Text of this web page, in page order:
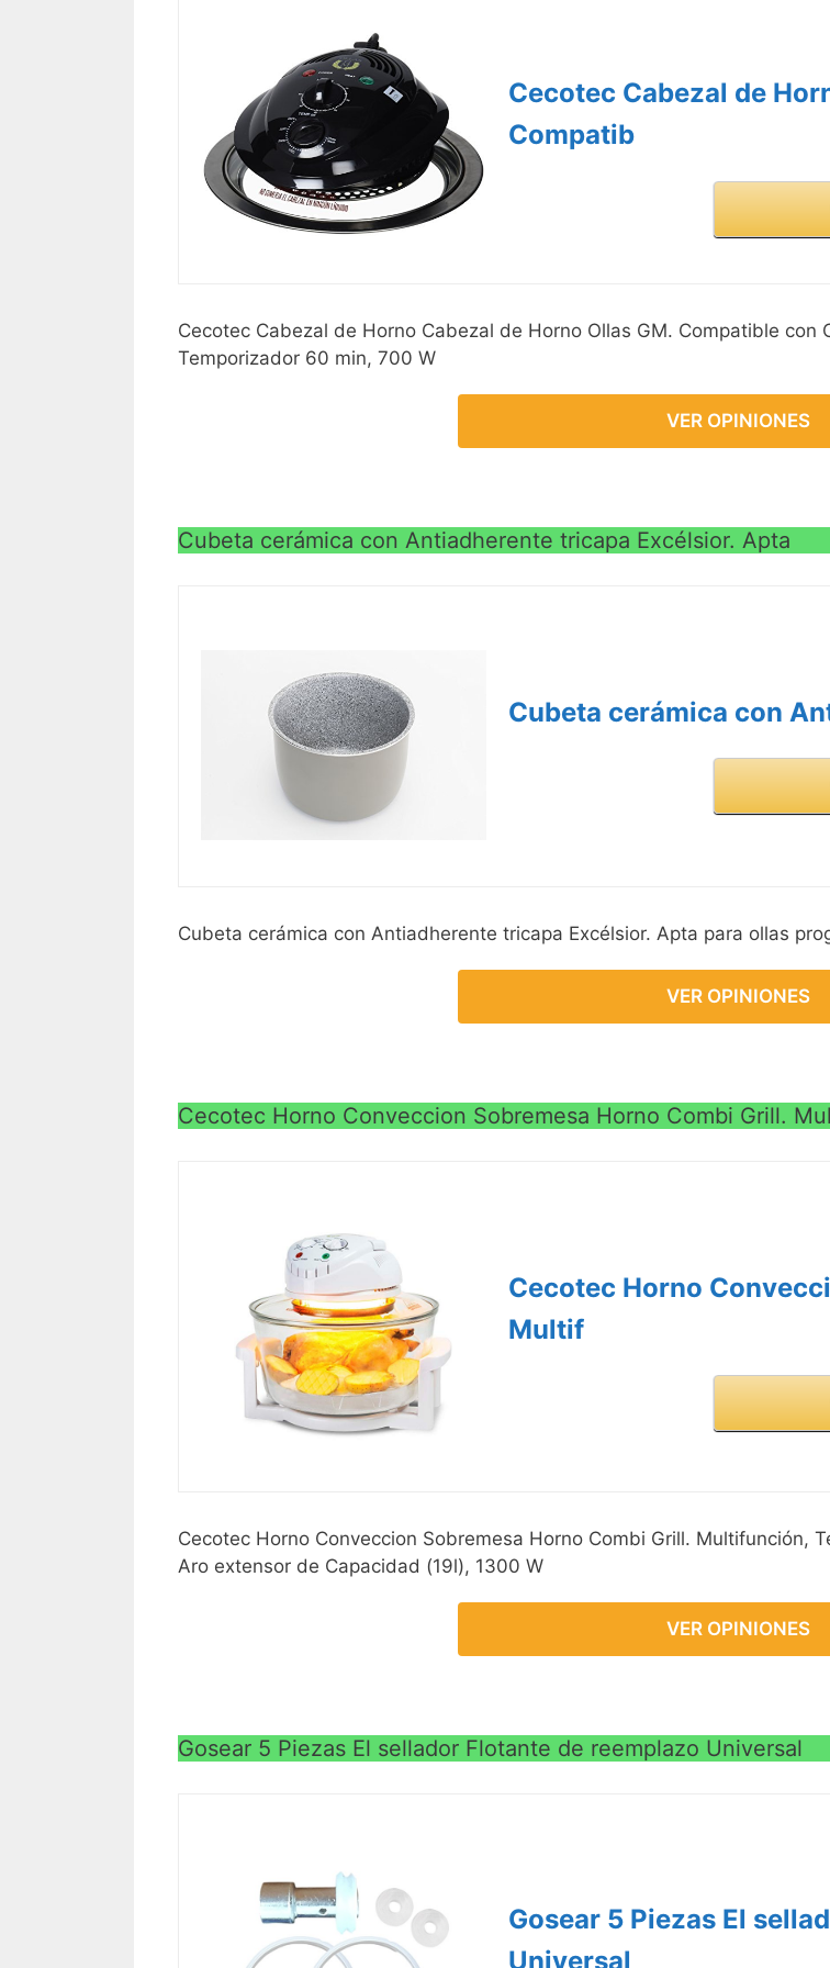
Cecotec Cabezal de
Compatib
Cecotec Cabezal de Horno Cabezal de Horno Ollas GM. Compatible
Temporizador 60 min, 700 W
VER OPINIONES
Cubeta cerámica con Antiadherente tricapa Excélsior. Apta
Cubeta cerámica con
Cubeta cerámica con Antiadherente tricapa Excélsior. Apta para ollas
VER OPINIONES
Cecotec Horno Conveccion Sobremesa Horno Combi Grill.
Cecotec Horno
Multif
Cecotec Horno Conveccion Sobremesa Horno Combi Grill. Multifunción,
Aro extensor de Capacidad (19l), 1300 W
VER OPINIONES
Gosear 5 Piezas El sellador Flotante de reemplazo Universal
Gosear 5 Piezas El
Universal